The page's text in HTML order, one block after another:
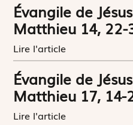
Évangile de
Matthieu 14, 22-
Lire l'article
Évangile de
Matthieu 17, 14-
Lire l'article